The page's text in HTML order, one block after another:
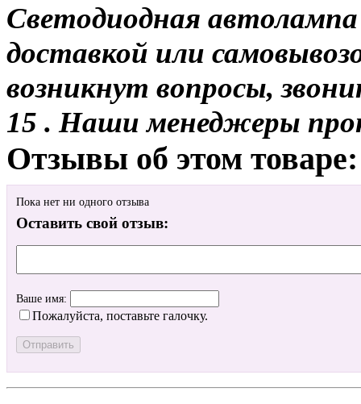
Светодиодная
доставкой или
возникнут вопросы,
15 . Наши менеджеры
Отзывы об этом товаре:
Пока нет ни одного отзыва
Оставить свой отзыв:
Ваше имя:
Пожалуйста, поставьте галочку.